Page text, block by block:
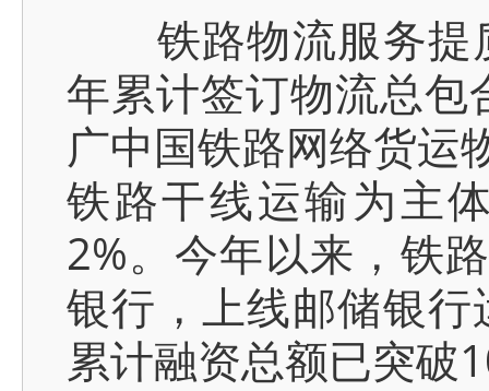
铁路物流服务提
年累计签订物流总
广中国铁路网络货运
铁路干线运输为主
2%。今年以来，铁
银行，上线邮储银
累计融资总额已突破